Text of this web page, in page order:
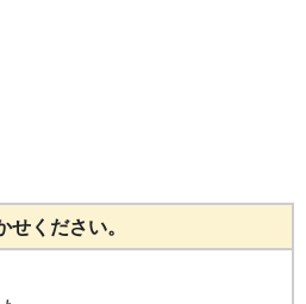
ください。